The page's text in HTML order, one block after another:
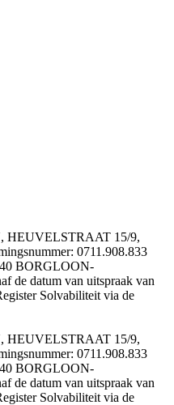
HEUVELSTRAAT 15/9,
0711.908.833
BORGLOON-
de datum van uitspraak van
Solvabiliteit via de
HEUVELSTRAAT 15/9,
0711.908.833
BORGLOON-
de datum van uitspraak van
Solvabiliteit via de